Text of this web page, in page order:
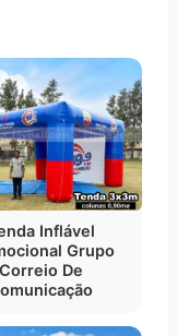
Inflável
Grupo
Correio De